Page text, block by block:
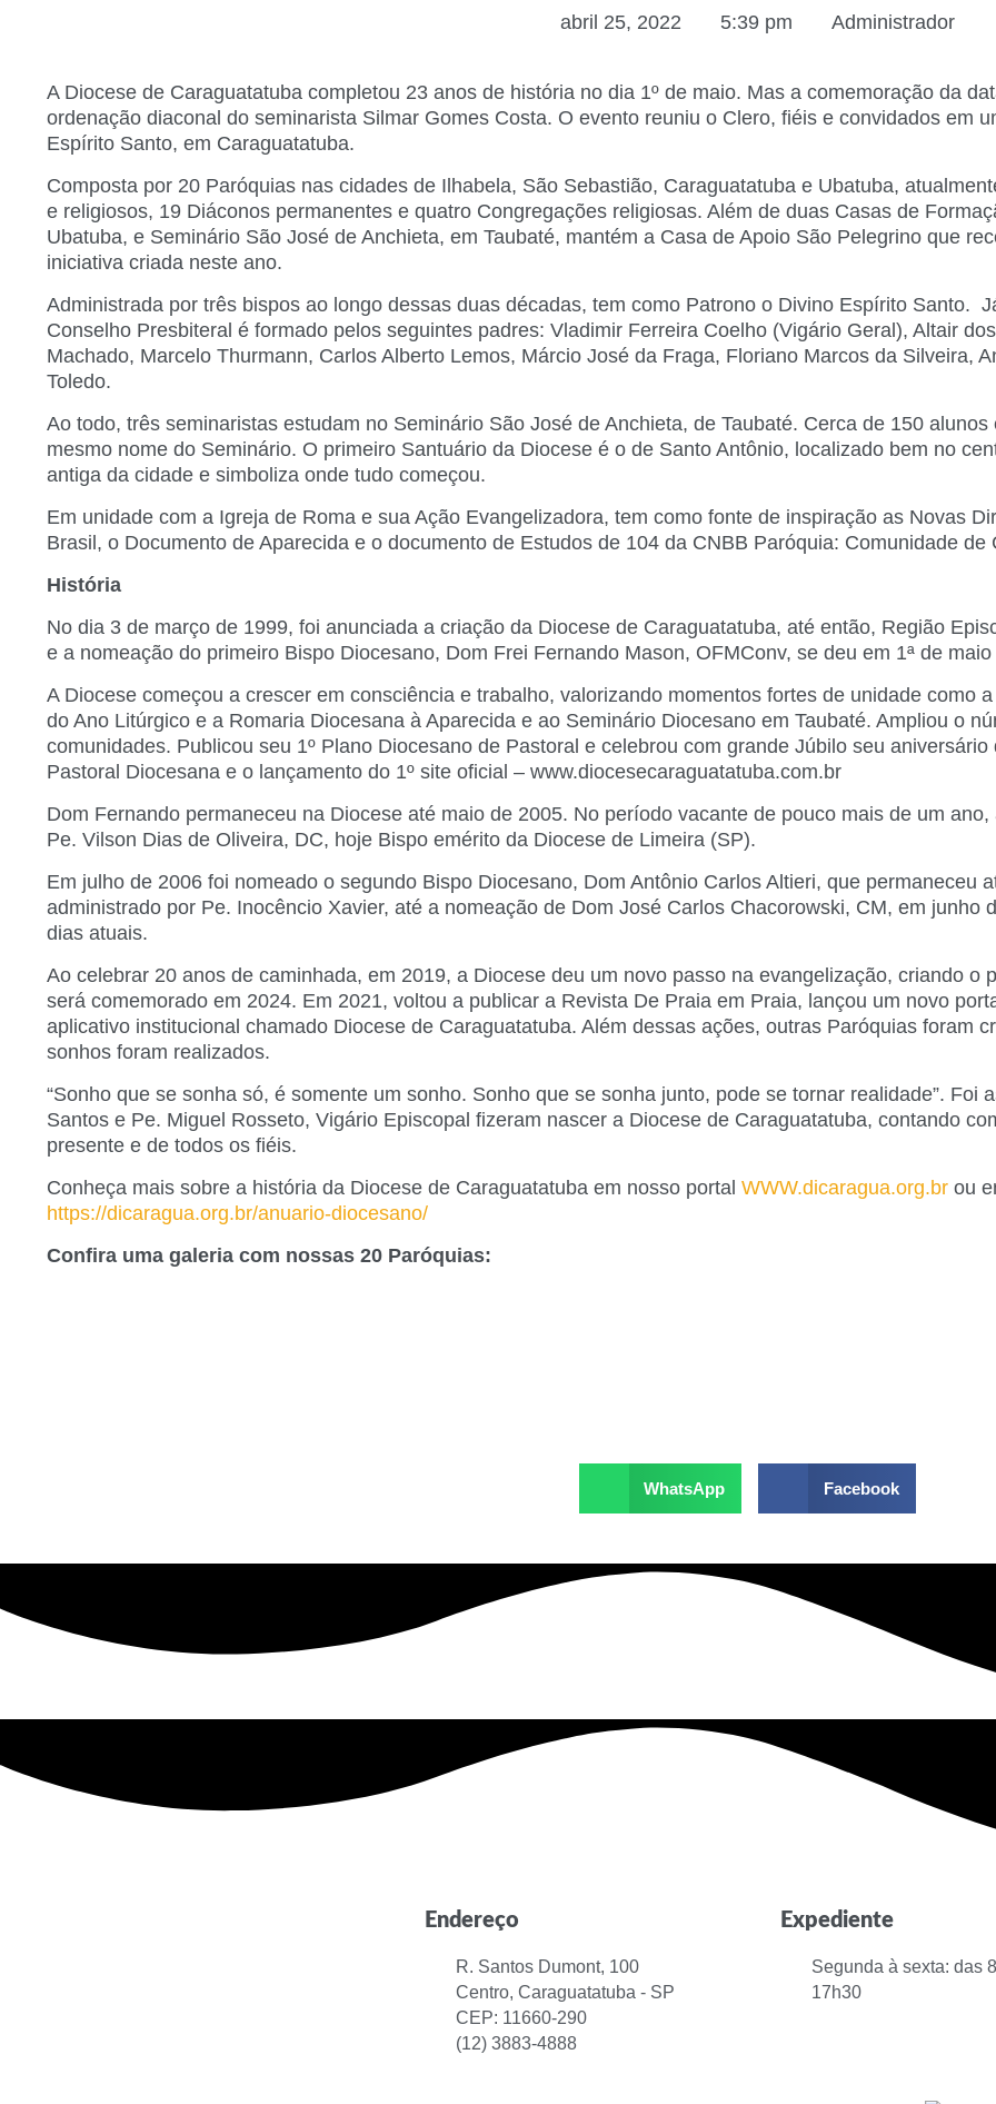
abril 25, 2022 5:39 pm Administrador
A Diocese de Caraguatatuba completou 23 anos de história no dia 1º de maio. Mas a comemoração da
ordenação diaconal do seminarista Silmar Gomes Costa. O evento reuniu o Clero, fiéis e convidados em
Espírito Santo, em Caraguatatuba.
Composta por 20 Paróquias nas cidades de Ilhabela, São Sebastião, Caraguatatuba e Ubatuba,
e religiosos, 19 Diáconos permanentes e quatro Congregações religiosas. Além de duas Casas de
Ubatuba, e Seminário São José de Anchieta, em Taubaté, mantém a Casa de Apoio São Pelegrino que
iniciativa criada neste ano.
Administrada por três bispos ao longo dessas duas décadas, tem como Patrono o Divino Espírito Santo.
Conselho Presbiteral é formado pelos seguintes padres: Vladimir Ferreira Coelho (Vigário Geral), Altair
Machado, Marcelo Thurmann, Carlos Alberto Lemos, Márcio José da Fraga, Floriano Marcos da Silveira,
Toledo.
Ao todo, três seminaristas estudam no Seminário São José de Anchieta, de Taubaté. Cerca de 150
mesmo nome do Seminário. O primeiro Santuário da Diocese é o de Santo Antônio, localizado bem no
antiga da cidade e simboliza onde tudo começou.
Em unidade com a Igreja de Roma e sua Ação Evangelizadora, tem como fonte de inspiração as Novas
Brasil, o Documento de Aparecida e o documento de Estudos de 104 da CNBB Paróquia: Comunidade
História
No dia 3 de março de 1999, foi anunciada a criação da Diocese de Caraguatatuba, até então, Região
e a nomeação do primeiro Bispo Diocesano, Dom Frei Fernando Mason, OFMConv, se deu em 1ª de
A Diocese começou a crescer em consciência e trabalho, valorizando momentos fortes de unidade como
do Ano Litúrgico e a Romaria Diocesana à Aparecida e ao Seminário Diocesano em Taubaté. Ampliou o
comunidades. Publicou seu 1º Plano Diocesano de Pastoral e celebrou com grande Júbilo seu
Pastoral Diocesana e o lançamento do 1º site oficial – www.diocesecaraguatatuba.com.br
Dom Fernando permaneceu na Diocese até maio de 2005. No período vacante de pouco mais de um
Pe. Vilson Dias de Oliveira, DC, hoje Bispo emérito da Diocese de Limeira (SP).
Em julho de 2006 foi nomeado o segundo Bispo Diocesano, Dom Antônio Carlos Altieri, que permaneceu
administrado por Pe. Inocêncio Xavier, até a nomeação de Dom José Carlos Chacorowski, CM, em junho
dias atuais.
Ao celebrar 20 anos de caminhada, em 2019, a Diocese deu um novo passo na evangelização, criando o
será comemorado em 2024. Em 2021, voltou a publicar a Revista De Praia em Praia, lançou um novo
aplicativo institucional chamado Diocese de Caraguatatuba. Além dessas ações, outras Paróquias foram
sonhos foram realizados.
“Sonho que se sonha só, é somente um sonho. Sonho que se sonha junto, pode se tornar realidade”. Foi
Santos e Pe. Miguel Rosseto, Vigário Episcopal fizeram nascer a Diocese de Caraguatatuba, contando
presente e de todos os fiéis.
Conheça mais sobre a história da Diocese de Caraguatatuba em nosso portal WWW.dicaragua.org.br ou
https://dicaragua.org.br/anuario-diocesano/
Confira uma galeria com nossas 20 Paróquias:
WhatsApp Facebook
Endereço
R. Santos Dumont, 100
Centro, Caraguatatuba - SP
CEP: 11660-290
(12) 3883-4888
Expediente
Segunda à sexta: das
17h30